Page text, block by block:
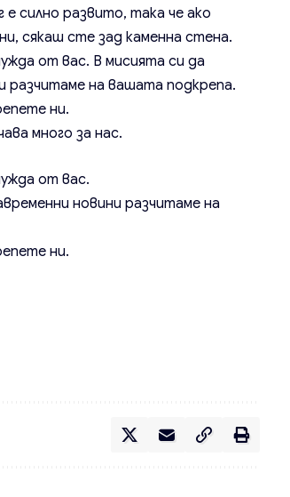
силно развито, така че ако
сякаш сте зад каменна стена.
от вас. В мисията си да
разчитаме на вашата подкрепа.
ни.
много за нас.
от вас.
новини разчитаме на
ни.